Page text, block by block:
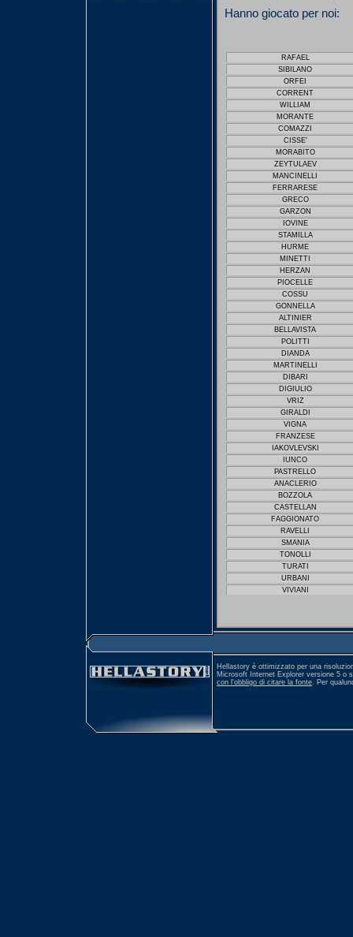
Hanno giocato per noi:
RAFAEL
SIBILANO
ORFEI
CORRENT
WILLIAM
MORANTE
COMAZZI
CISSE'
MORABITO
ZEYTULAEV
MANCINELLI
FERRARESE
GRECO
GARZON
IOVINE
STAMILLA
HURME
MINETTI
HERZAN
PIOCELLE
COSSU
GONNELLA
ALTINIER
BELLAVISTA
POLITTI
DIANDA
MARTINELLI
DIBARI
DIGIULIO
VRIZ
GIRALDI
VIGNA
FRANZESE
IAKOVLEVSKI
IUNCO
PASTRELLO
ANACLERIO
BOZZOLA
CASTELLAN
FAGGIONATO
RAVELLI
SMANIA
TONOLLI
TURATI
URBANI
VIVIANI
Hellastory è ottimizzato per una
Microsoft Internet Explorer versione 5 o
con l'obbligo di citare la fonte. Per